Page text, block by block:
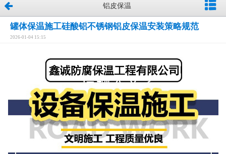
铝皮保温
罐体保温施工硅酸铝不锈钢铝皮保温安装策略规范
2026-01-04 15:15